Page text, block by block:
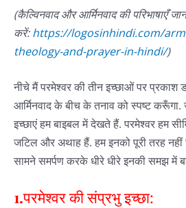
(कैल्विनवाद और आर्मिनवाद की परिभाषाएँ
करें:https://logosinhindi.com/
theology-and-prayer-in-hindi/)
नीचे मैं परमेश्वर की तीन इच्छाओं पर
आर्मिनवाद के बीच के तनाव को स्पष्ट करूँगा.
इच्छाएं हम बाइबल में देखते हैं. परमेश्वर हम
जटिल और अथाह हैं. हम इनको पूरी तरह
सामने समर्पण करके धीरे धीरे इनकी समझ में
1.परमेश्वर की संप्रभु इच्छा: